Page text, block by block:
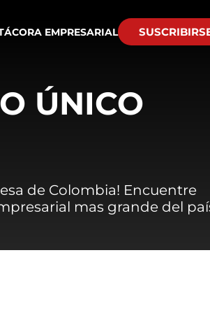
EMPRESARIAL
ÚNICO
de Colombia! Encuentre
mas grande del